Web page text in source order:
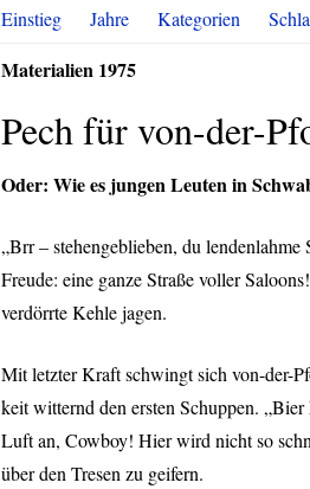
Einstieg Jahre Kategorien
Materialien 1975
Pech für von-der-
Oder: Wie es jungen Leuten in
„Brr – stehengeblieben, du
Freude: eine ganze Straße voller
verdörrte Kehle jagen.
Mit letzter Kraft schwingt sich von-der-
keit witternd den ersten Schuppen.
Luft an, Cowboy! Hier wird nicht so
über den Tresen zu geifern.